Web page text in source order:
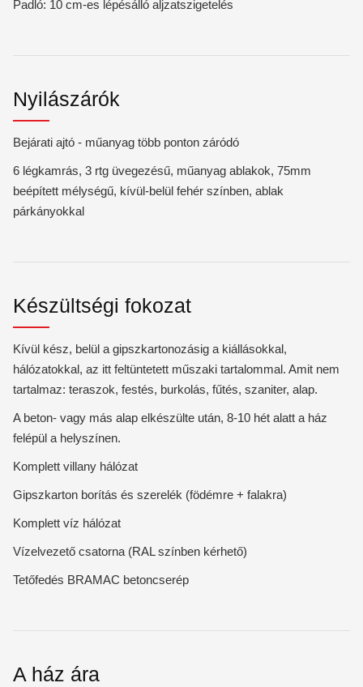
Padló: 10 cm-es lépésálló aljzatszigetelés
Nyilászárók
Bejárati ajtó - műanyag több ponton záródó
6 légkamrás, 3 rtg üvegezésű, műanyag ablakok, 75mm
beépített mélységű, kívül-belül fehér színben, ablak
párkányokkal
Készültségi fokozat
Kívül kész, belül a gipszkartonozásig a kiállásokkal,
hálózatokkal, az itt feltüntetett műszaki tartalommal. Amit nem
tartalmaz: teraszok, festés, burkolás, fűtés, szaniter, alap.
A beton- vagy más alap elkészülte után, 8-10 hét alatt a ház
felépül a helyszínen.
Komplett villany hálózat
Gipszkarton borítás és szerelék (födémre + falakra)
Komplett víz hálózat
Vízelvezető csatorna (RAL színben kérhető)
Tetőfedés BRAMAC betoncserép
A ház ára